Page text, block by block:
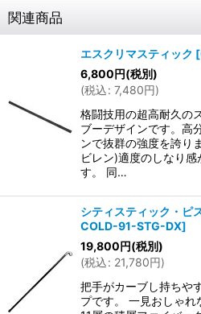
関連商品
エスクリマスティック [
6,800円(税別)
(税込: 7,480円)
格闘技用の超高耐久の
ブーデザインです。高
ンで抜群の強度を誇り
ビレン)適度のしなり
す。 同…
シティスティック・ピ
COLD-91-STG-DX]
19,800円(税別)
(税込: 21,780円)
把手がカーブし持ちや
プです。 一見おしゃれ